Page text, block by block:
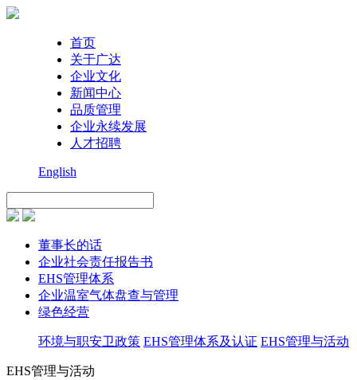
首页
关于广达
企业文化
新闻中心
品质管理
企业永续发展
人才招聘
English
董事长的话
企业社会责任报告书
EHS管理体系
企业温室气体盘查与管理
绿色经营
环境与职安卫政策 EHS管理体系及认证 EHS管理与活动
EHS管理与活动